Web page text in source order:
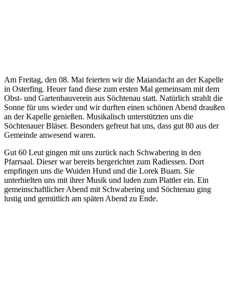
Am Freitag, den 08. Mai feierten wir die Maiandacht an der Kapelle
in Osterfing. Heuer fand diese zum ersten Mal gemeinsam mit dem
Obst- und Gartenbauverein aus Söchtenau statt. Natürlich strahlt die
Sonne für uns wieder und wir durften einen schönen Abend draußen
an der Kapelle genießen. Musikalisch unterstützten uns die
Söchtenauer Bläser. Besonders gefreut hat uns, dass gut 80 aus der
Gemeinde anwesend waren.
Gut 60 Leut gingen mit uns zurück nach Schwabering in den
Pfarrsaal. Dieser war bereits hergerichtet zum Radiessen. Dort
empfingen uns die Wuiden Hund und die Lorek Buam. Sie
unterhielten uns mit ihrer Musik und luden zum Plattler ein. Ein
gemeinschaftlicher Abend mit Schwabering und Söchtenau ging
lustig und gemütlich am späten Abend zu Ende.